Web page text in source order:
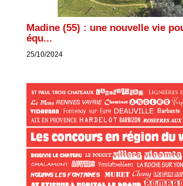
Madine (55) : une nouvelle vie
équ...
25/10/2024